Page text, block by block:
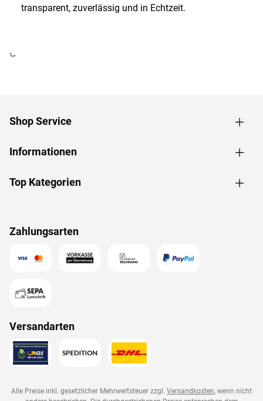
transparent, zuverlässig und in Echtzeit.
Shop Service
Informationen
Top Kategorien
Zahlungsarten
Versandarten
Alle Preise inkl. gesetzlicher Mehrwertsteuer zzgl. Versandkosten, wenn nicht